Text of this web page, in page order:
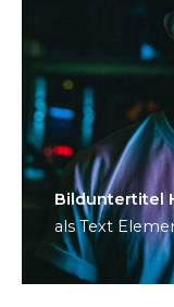
Bild­unter­titel
als Text